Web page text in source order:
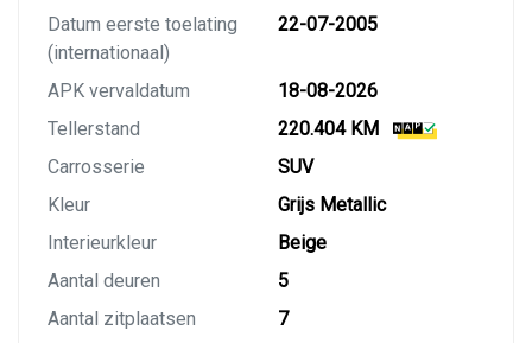
Datum eerste toelating
(internationaal)
22-07-2005
APK vervaldatum
18-08-2026
Tellerstand
220.404 KM
Carrosserie
SUV
Kleur
Grijs Metallic
Interieurkleur
Beige
Aantal deuren
5
Aantal zitplaatsen
7